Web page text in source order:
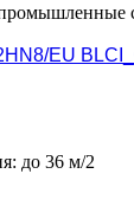
EU
до 36 м/2